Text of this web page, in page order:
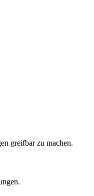
greifbar zu machen.